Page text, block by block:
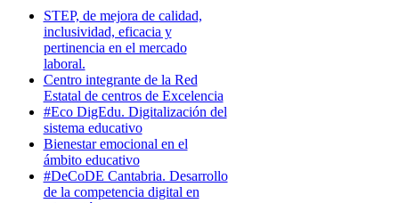
STEP, de mejora de calidad,
inclusividad, eficacia y
pertinencia en el mercado
laboral.
Centro integrante de la Red
Estatal de centros de Excelencia
#Eco DigEdu. Digitalización del
sistema educativo
Bienestar emocional en el
ámbito educativo
#DeCoDE Cantabria. Desarrollo
de la competencia digital en